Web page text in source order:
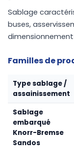
Sablage
buses,
Familles de
Type sablage /
assainissement
Sablage
embarqué
Knorr-Bremse
Sandos